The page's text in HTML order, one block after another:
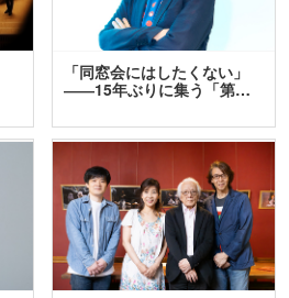
「同窓会にはしたくない」
――15年ぶりに集う「第…